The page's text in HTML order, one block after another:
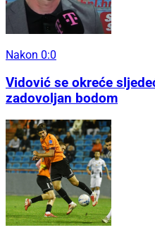
Nakon 0:0
Vidović se okreće
zadovoljan bodom